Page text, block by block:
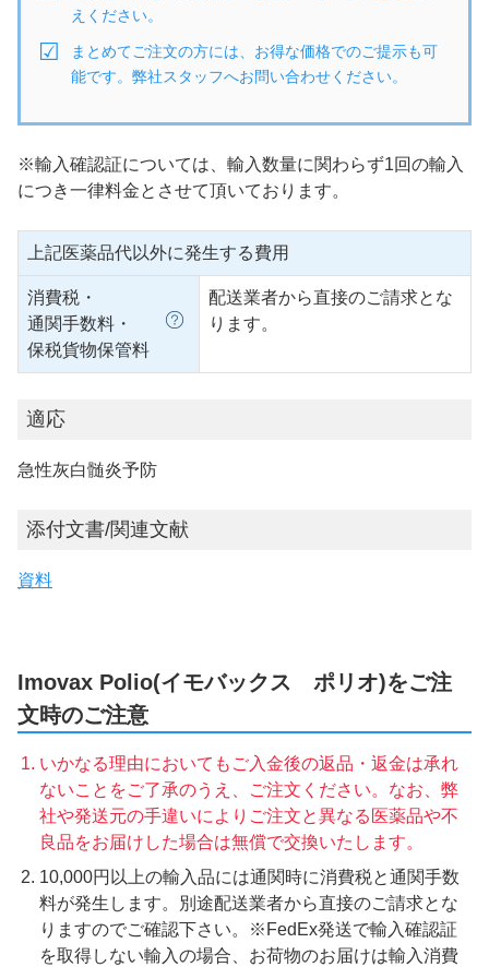
えください。
まとめてご注文の方には、お得な価格でのご提示も可
能です。弊社スタッフへお問い合わせください。
※輸入確認証については、輸入数量に関わらず1回の輸入
につき一律料金とさせて頂いております。
上記医薬品代以外に発生する費用
消費税・
通関手数料・
保税貨物保管料
配送業者から直接のご請求とな
ります。
適応
急性灰白髄炎予防
添付文書/関連文献
資料
Imovax Polio(イモバックス ポリオ)をご注
文時のご注意
いかなる理由においてもご入金後の返品・返金は承れ
ないことをご了承のうえ、ご注文ください。なお、弊
社や発送元の手違いによりご注文と異なる医薬品や不
良品をお届けした場合は無償で交換いたします。
10,000円以上の輸入品には通関時に消費税と通関手数
料が発生します。別途配送業者から直接のご請求とな
りますのでご確認下さい。※FedEx発送で輸入確認証
を取得しない輸入の場合、お荷物のお届けは輸入消費